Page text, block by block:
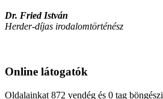
Dr. Fried István
Herder-díjas irodalomtörténész
Online látogatók
Oldalainkat 872 vendég és 0 tag böngészi